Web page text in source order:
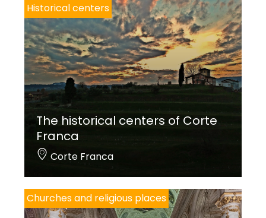
Historical centers
The historical centers of Corte
Franca
Corte Franca
Churches and religious places